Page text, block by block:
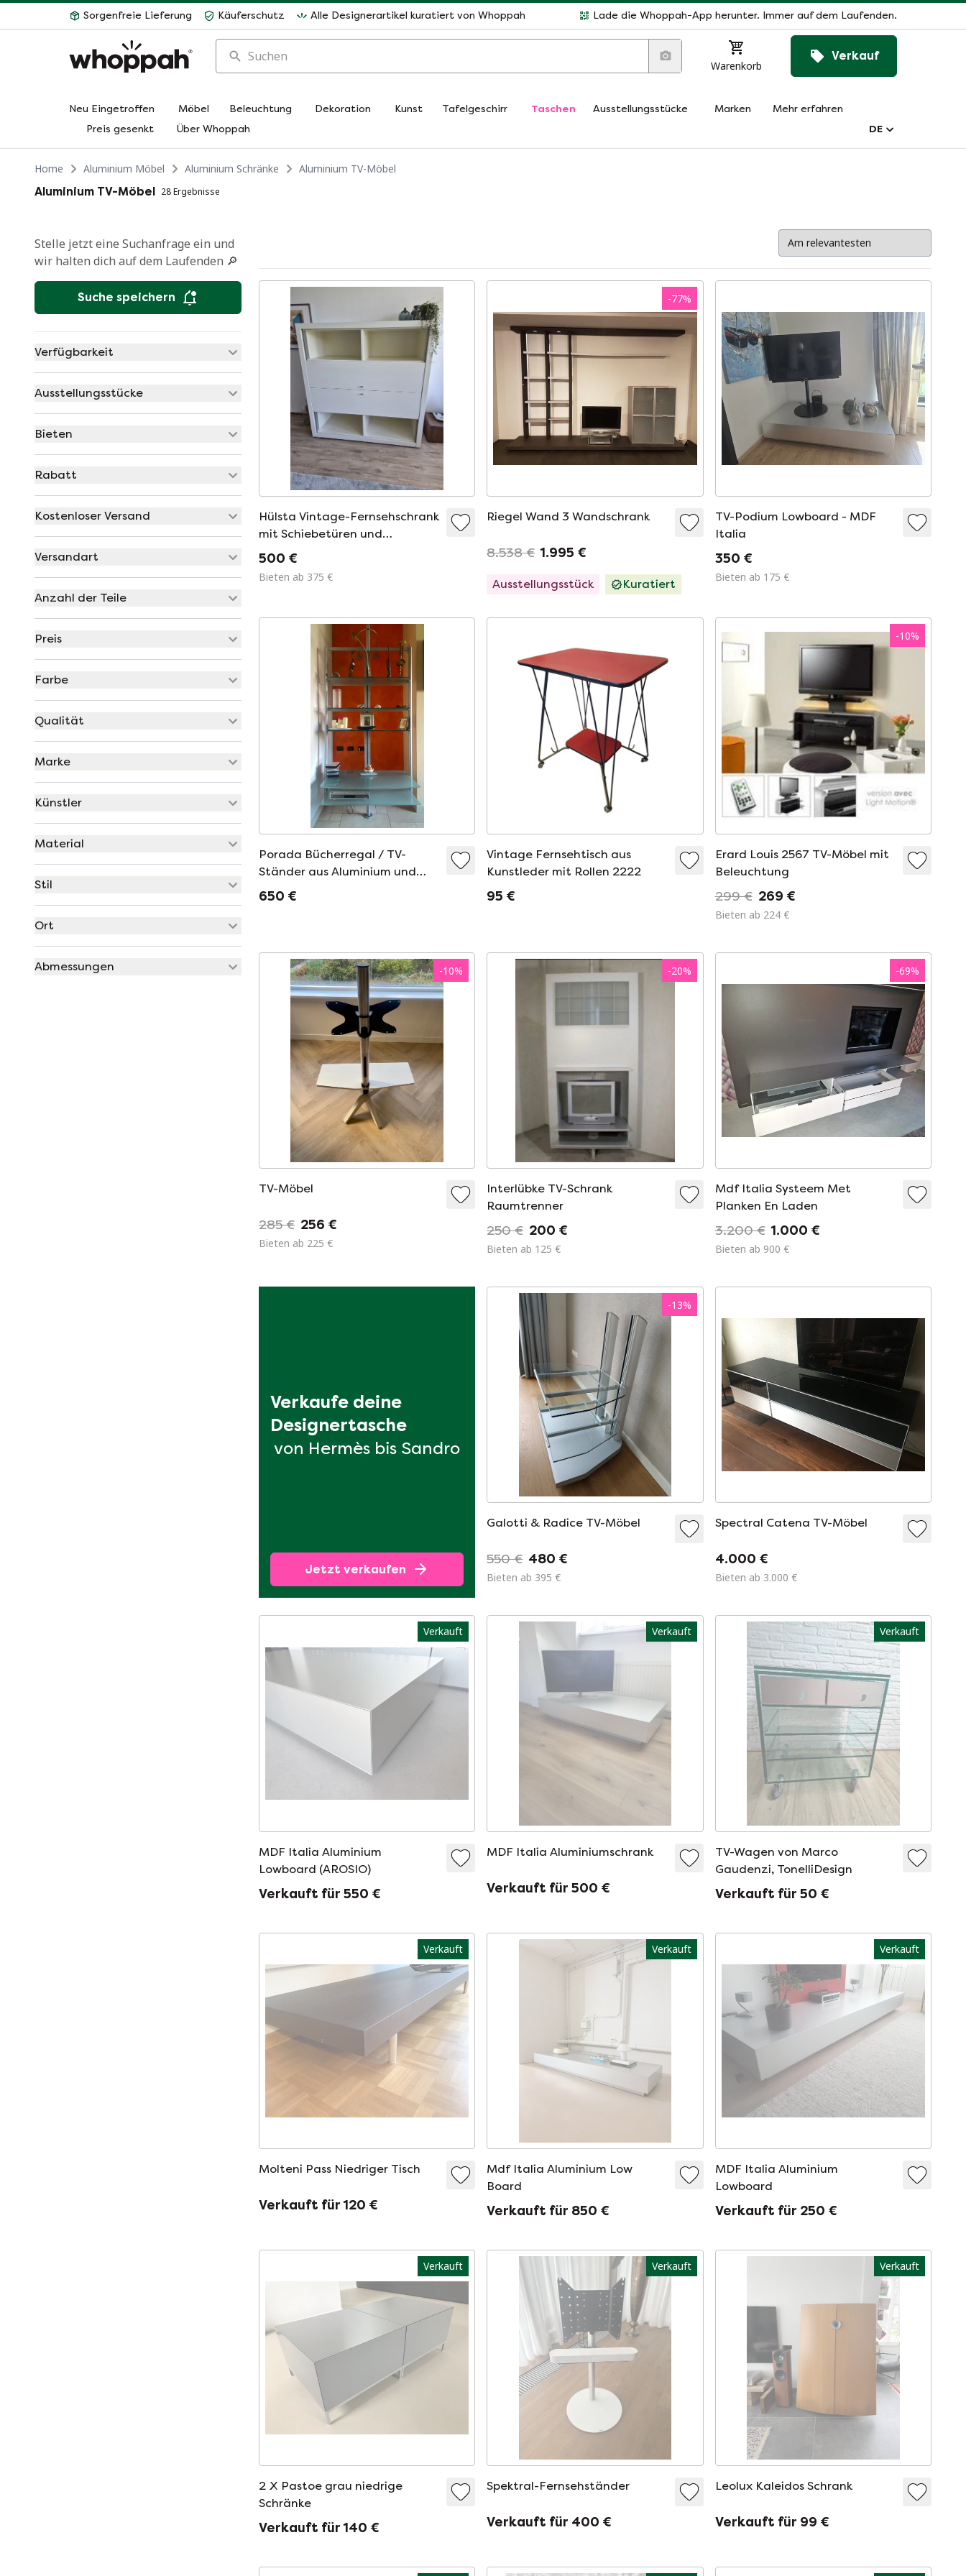
Sorgenfreie Lieferung Käuferschutz Alle Designerartikel kuratiert von Whoppah Lade die Whoppah-App herunter. Immer auf dem Laufenden.
Suchen
Warenkorb
Verkauf
Neu Eingetroffen Möbel Beleuchtung Dekoration Kunst Tafelgeschirr Taschen Ausstellungsstücke Marken
Mehr erfahren
Preis gesenkt
Über Whoppah DE
Home Aluminium Möbel Aluminium Schränke
Aluminium TV-Möbel
Aluminium TV-Möbel 28 Ergebnisse
Stelle jetzt eine Suchanfrage ein und
wir halten dich auf dem Laufenden 🔎
Suche speichern
Verfügbarkeit
Ausstellungsstücke
Bieten
Rabatt
Kostenloser Versand
Versandart
Anzahl der Teile
Preis
Farbe
Qualität
Marke
Künstler
Material
Stil
Ort
Abmessungen
Hülsta Vintage-Fernsehschrank
mit Schiebetüren und
Schubladen
500 €
Bieten ab 375 €
-77%
Riegel Wand 3 Wandschrank
8.538 € 1.995 €
Ausstellungsstück Kuratiert
TV-Podium Lowboard - MDF
Italia
350 €
Bieten ab 175 €
Porada Bücherregal / TV-
Ständer aus Aluminium und
geätztem Glas
650 €
Vintage Fernsehtisch aus
Kunstleder mit Rollen 2222
95 €
-10%
Erard Louis 2567 TV-Möbel mit
Beleuchtung
299 € 269 €
Bieten ab 224 €
-10%
TV-Möbel
285 € 256 €
Bieten ab 225 €
-20%
Interlübke TV-Schrank
Raumtrenner
250 € 200 €
Bieten ab 125 €
-69%
Mdf Italia Systeem Met
Planken En Laden
3.200 € 1.000 €
Bieten ab 900 €
Verkaufe deine
Designertasche
von Hermès bis Sandro
Jetzt verkaufen
-13%
Galotti & Radice TV-Möbel
550 € 480 €
Bieten ab 395 €
Spectral Catena TV-Möbel
4.000 €
Bieten ab 3.000 €
Verkauft
MDF Italia Aluminium
Lowboard (AROSIO)
Verkauft für 550 €
Verkauft
MDF Italia Aluminiumschrank
Verkauft für 500 €
Verkauft
TV-Wagen von Marco
Gaudenzi, TonelliDesign
Verkauft für 50 €
Verkauft
Molteni Pass Niedriger Tisch
Verkauft für 120 €
Verkauft
Mdf Italia Aluminium Low
Board
Verkauft für 850 €
Verkauft
MDF Italia Aluminium
Lowboard
Verkauft für 250 €
Verkauft
2 X Pastoe grau niedrige
Schränke
Verkauft für 140 €
Verkauft
Spektral-Fernsehständer
Verkauft für 400 €
Verkauft
Leolux Kaleidos Schrank
Verkauft für 99 €